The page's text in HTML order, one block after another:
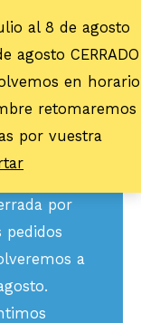
al 8 de agosto
agosto CERRADO
en horario
retomaremos
por vuestra
por
pedidos
a